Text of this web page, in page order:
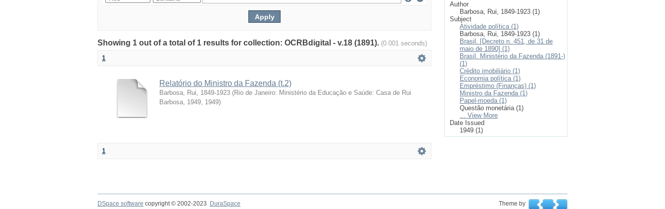
Showing 1 out of a total of 1 results for collection: OCRBdigital - v.18 (1891). (0.001 seconds)
1
Relatório do Ministro da Fazenda (t.2)
Barbosa, Rui, 1849-1923 (Rio de Janeiro: Ministério da Educação e Saúde: Casa de Rui
Barbosa, 1949, 1949)
1
Author
Barbosa, Rui, 1849-1923 (1)
Subject
Atividade política (1)
Barbosa, Rui, 1849-1923 (1)
Brasil. [Decreto n. 451, de 31 de
maio de 1890] (1)
Brasil. Ministério da Fazenda (1891-)
(1)
Crédito imobiliário (1)
Economia política (1)
Empréstimo (Finanças) (1)
Ministro da Fazenda (1)
Papel-moeda (1)
Questão monetária (1)
... View More
Date Issued
1949 (1)
DSpace software copyright © 2002-2023 DuraSpace Theme by